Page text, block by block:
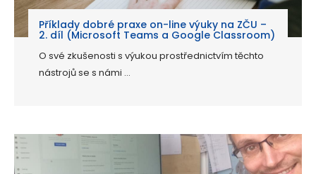
Příklady dobré praxe on-line výuky na ZČU –
2. díl (Microsoft Teams a Google Classroom)
O své zkušenosti s výukou prostřednictvím těchto
nástrojů se s námi ...